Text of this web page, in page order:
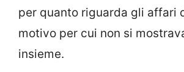
per quanto riguarda gli affari
motivo per cui non si
insieme.